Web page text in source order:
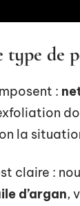
de
:
la
claire :
d’argan,